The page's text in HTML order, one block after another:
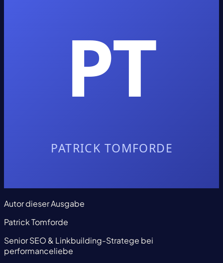
Autor dieser Ausgabe
Patrick Tomforde
Senior SEO & Linkbuilding-Stratege bei
performanceliebe